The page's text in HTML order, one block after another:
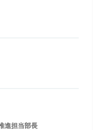
進担当部長